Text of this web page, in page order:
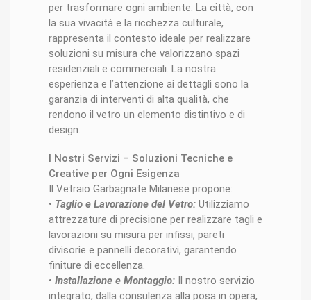
per trasformare ogni ambiente. La città, con
la sua vivacità e la ricchezza culturale,
rappresenta il contesto ideale per realizzare
soluzioni su misura che valorizzano spazi
residenziali e commerciali. La nostra
esperienza e l’attenzione ai dettagli sono la
garanzia di interventi di alta qualità, che
rendono il vetro un elemento distintivo e di
design.
I Nostri Servizi – Soluzioni Tecniche e
Creative per Ogni Esigenza
Il Vetraio Garbagnate Milanese propone:
• Taglio e Lavorazione del Vetro: Utilizziamo
attrezzature di precisione per realizzare tagli e
lavorazioni su misura per infissi, pareti
divisorie e pannelli decorativi, garantendo
finiture di eccellenza.
• Installazione e Montaggio: Il nostro servizio
integrato, dalla consulenza alla posa in opera,